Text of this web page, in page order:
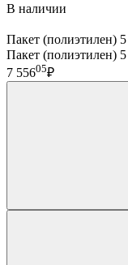
В наличии
Пакет (полиэтилен)
Пакет (полиэтилен)
7 55605₽